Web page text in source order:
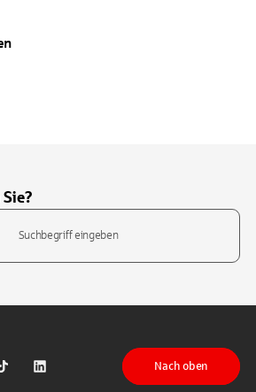
Youtube
auf Instagram
Sparkasse auf TikTok
Sparkasse auf LinkedIn
Nach oben